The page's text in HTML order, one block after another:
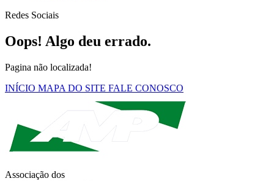
Redes Sociais
Oops! Algo deu errado.
Pagina não localizada!
INÍCIO MAPA DO SITE FALE CONOSCO
Associação dos